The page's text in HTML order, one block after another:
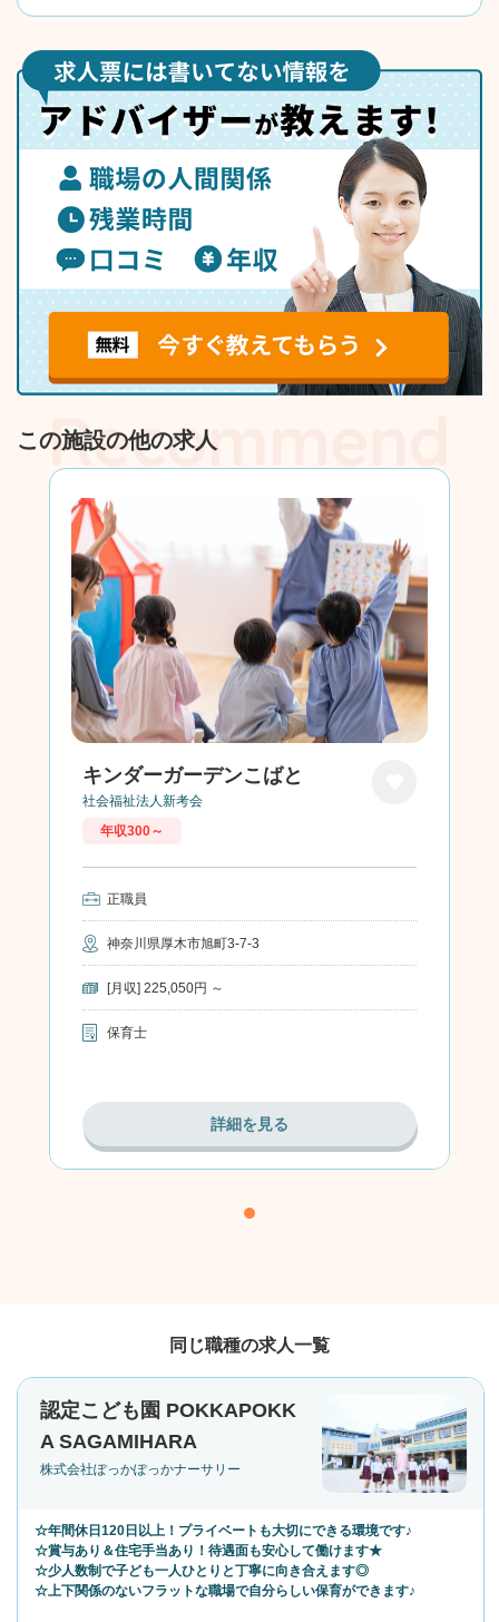
この施設の他の求人
キンダーガーデンこばと
社会福祉法人新考会
年収300～
正職員
神奈川県厚木市旭町3-7-3
[月収] 225,050円 ～
保育士
詳細を見る
同じ職種の求人一覧
認定こども園 POKKAPOKK
A SAGAMIHARA
株式会社ぽっかぽっかナーサリー
☆年間休日120日以上！プライベートも大切にできる環境です♪
☆賞与あり＆住宅手当あり！待遇面も安心して働けます★
☆少人数制で子ども一人ひとりと丁寧に向き合えます◎
☆上下関係のないフラットな職場で自分らしい保育ができます♪